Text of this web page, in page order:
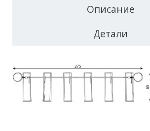
Описание
Детали